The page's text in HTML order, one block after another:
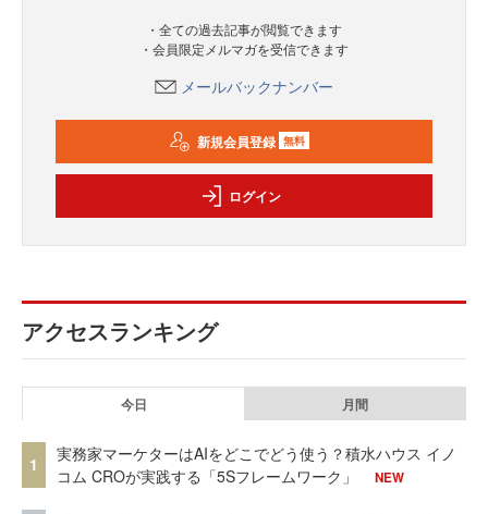
・全ての過去記事が閲覧できます
・会員限定メルマガを受信できます
メールバックナンバー
新規会員登録 無料
ログイン
アクセスランキング
今日 月間
1
実務家マーケターはAIをどこでどう使う？積水ハウス イノ
コム CROが実践する「5Sフレームワーク」
NEW